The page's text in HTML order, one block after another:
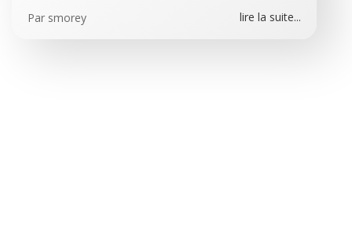
Par smorey lire la suite...